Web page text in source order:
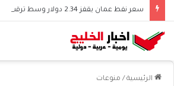
سعر نفط عمان يقفز 2.34 دولار وسط ترقب الأسواق
الرئيسية / منوعات